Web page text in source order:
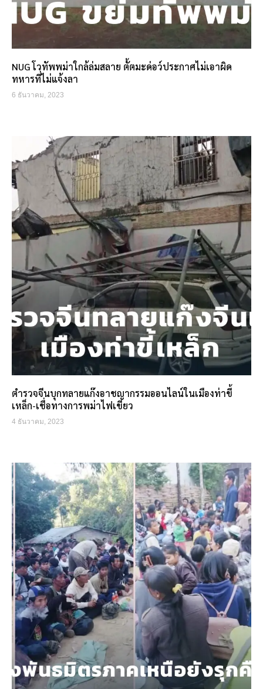
NUG โวทัพพม่าใกล้ล่มสลาย ตั้ตมะด่อว์ประกาศไม่เอาผิด
ทหารที่ไม่แจ้งลา
6 ธันวาคม, 2023
ตำรวจจีนบุกทลายแก๊งอาชญากรรมออนไลน์ในเมืองท่าขี้
เหล็ก-เชื่อทางการพม่าไฟเขียว
4 ธันวาคม, 2023